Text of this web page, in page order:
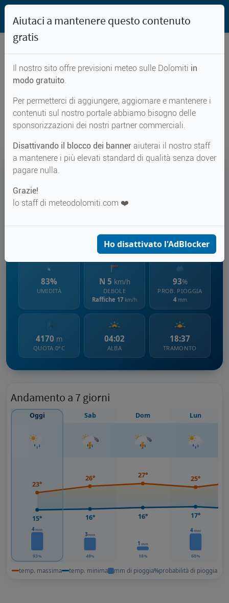
Previsioni meteo per...
Renon
↑ 23° ↓ 15°
Renon
83%
UMIDITÀ
N 5 km/h
DEBOLE
Raffiche 17 km/h
93%
PROB. PIOGGIA
4 mm
4170 m
QUOTA 0°C
04:02
ALBA
18:37
TRAMONTO
Andamento a 7 giorni
Oggi Sab Dom Lun
4mm
93%
3mm
48%
1 mm
18%
4mm
60%
23°
15°
26°
16°
27°
16°
25°
17°
temp. massima temp. minima mm di pioggia%probabilità di pioggia
Aiutaci a mantenere questo contenuto
gratis
Il nostro sito offre previsioni meteo sulle Dolomiti in
modo gratuito.
Per permetterci di aggiungere, aggiornare e mantenere i
contenuti sul nostro portale abbiamo bisogno delle
sponsorizzazioni dei nostri partner commerciali.
Disattivando il blocco dei banner aiuterai il nostro staff
a mantenere i più elevati standard di qualità senza dover
pagare nulla.
Grazie!
lo staff di meteodolomiti.com ❤️
Ho disattivato l'AdBlocker